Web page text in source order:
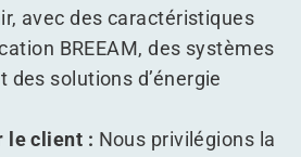
avec des caractéristiques
BREEAM, des systèmes
solutions d’énergie
le client : Nous privilégions la